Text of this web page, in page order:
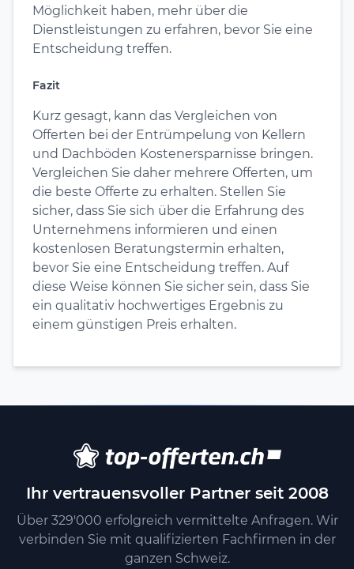
Möglichkeit haben, mehr über die
Dienstleistungen zu erfahren, bevor Sie eine
Entscheidung treffen.
Fazit
Kurz gesagt, kann das Vergleichen von
Offerten bei der Entrümpelung von Kellern
und Dachböden Kostenersparnisse bringen.
Vergleichen Sie daher mehrere Offerten, um
die beste Offerte zu erhalten. Stellen Sie
sicher, dass Sie sich über die Erfahrung des
Unternehmens informieren und einen
kostenlosen Beratungstermin erhalten,
bevor Sie eine Entscheidung treffen. Auf
diese Weise können Sie sicher sein, dass Sie
ein qualitativ hochwertiges Ergebnis zu
einem günstigen Preis erhalten.
Ihr vertrauensvoller Partner seit 2008
Über 329'000 erfolgreich vermittelte Anfragen. Wir
verbinden Sie mit qualifizierten Fachfirmen in der
ganzen Schweiz.